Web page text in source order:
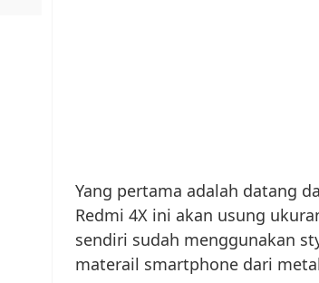
Yang pertama adalah datang
Redmi 4X ini akan usung
sendiri sudah menggunakan
materail smartphone dari